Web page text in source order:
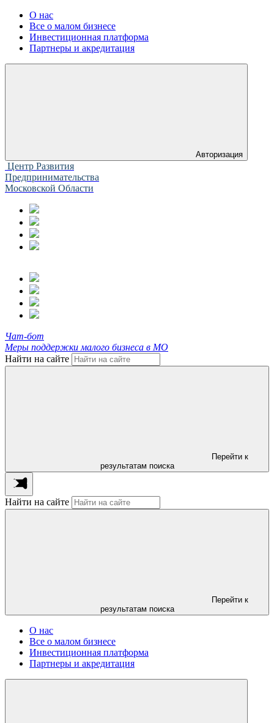
О нас
Все о малом бизнесе
Инвестиционная платформа
Партнеры и акредитация
Авторизация
Центр Развития
Предпринимательства
Московской Области
Чат-бот
Меры поддержки малого бизнеса в МО
Найти на сайте
Перейти к
результатам поиска
Найти на сайте
Перейти к
результатам поиска
О нас
Все о малом бизнесе
Инвестиционная платформа
Партнеры и акредитация